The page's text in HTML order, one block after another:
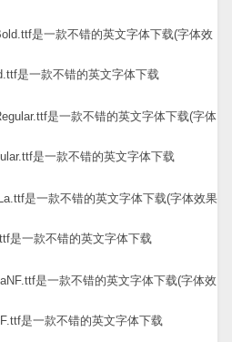
是一款不错的英文字体下载
是一款不错的英文字体下载
是一款不错的英文字体下载
是一款不错的英文字体下载